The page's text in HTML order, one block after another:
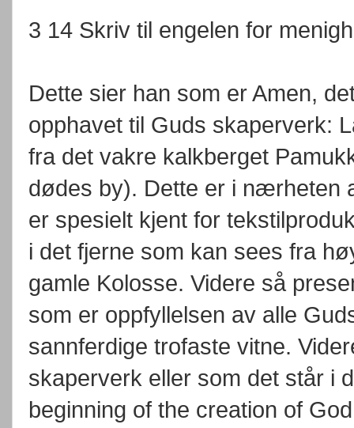
3 14 Skriv til engelen for
Dette sier han som er Amen,
opphavet til Guds skaperverk:
fra det vakre kalkberget
dødes by). Dette er i nærheten
er spesielt kjent for
i det fjerne som kan sees fra
gamle Kolosse. Videre så
som er oppfyllelsen av alle
sannferdige trofaste vitne.
skaperverk eller som det står i
beginning of the creation of